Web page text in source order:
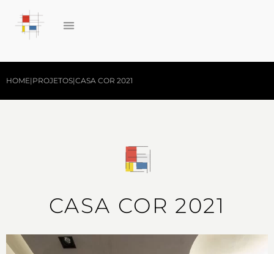
HOME|PROJETOS|CASA COR 2021
CASA COR 2021